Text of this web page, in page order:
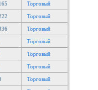
Торговый
Торговый
Торговый
Торговый
Торговый
Торговый
Торговый